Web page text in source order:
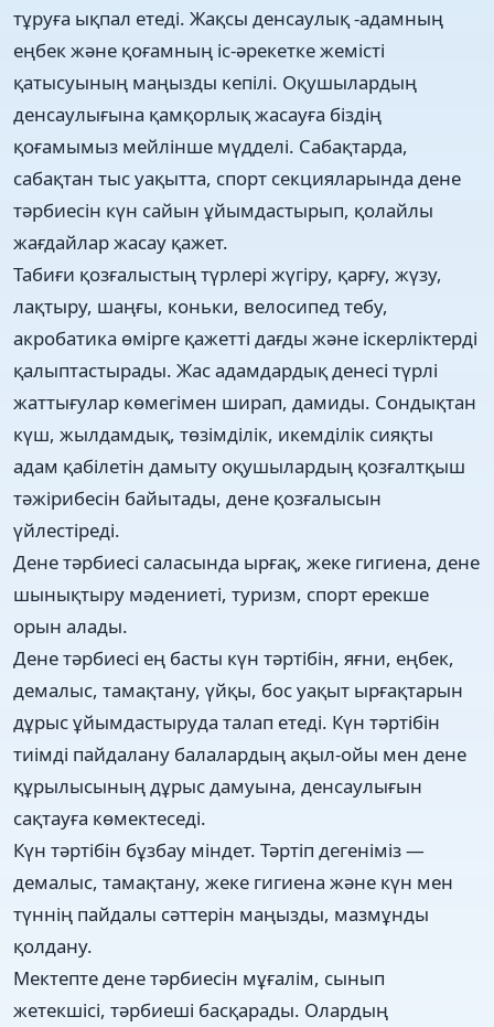
тұруға ықпал етеді. Жақсы денсаулық -адамның
еңбек және қоғамның іс-әрекетке жемісті
қатысуының маңызды кепілі. Оқушылардың
денсаулығына қамқорлық жасауға біздің
қоғамымыз мейлінше мүдделі. Сабақтарда,
сабақтан тыс уақытта, спорт секцияларында дене
тәрбиесін күн сайын ұйымдастырып, қолайлы
жағдайлар жасау қажет.
Табиғи қозғалыстың түрлері жүгіру, қарғу, жүзу,
лақтыру, шаңғы, коньки, велосипед тебу,
акробатика өмірге қажетті дағды және іскерліктерді
қалыптастырады. Жас адамдардық денесі түрлі
жаттығулар көмегімен ширап, дамиды. Сондықтан
күш, жылдамдық, төзімділік, икемділік сияқты
адам қабілетін дамыту оқушылардың қозғалтқыш
тәжірибесін байытады, дене қозғалысын
үйлестіреді.
Дене тәрбиесі саласында ырғақ, жеке гигиена, дене
шынықтыру мәдениеті, туризм, спорт ерекше
орын алады.
Дене тәрбиесі ең басты күн тәртібін, яғни, еңбек,
демалыс, тамақтану, үйқы, бос уақыт ырғақтарын
дұрыс ұйымдастыруда талап етеді. Күн тәртібін
тиімді пайдалану балалардың ақыл-ойы мен дене
құрылысының дұрыс дамуына, денсаулығын
сақтауға көмектеседі.
Күн тәртібін бұзбау міндет. Тәртіп дегеніміз —
демалыс, тамақтану, жеке гигиена және күн мен
түннің пайдалы сәттерін маңызды, мазмұнды
қолдану.
Мектепте дене тәрбиесін мұғалім, сынып
жетекшісі, тәрбиеші басқарады. Олардың